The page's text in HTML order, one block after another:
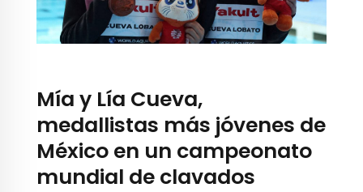
Mía y Lía Cueva,
medallistas más jóvenes de
México en un campeonato
mundial de clavados